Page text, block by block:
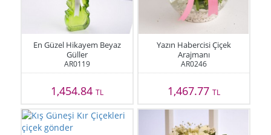
En Güzel Hikayem Beyaz
Güller
AR0119
1,454.84TL
Yazın Habercisi Çiçek
Arajmanı
AR0246
1,467.77 TL